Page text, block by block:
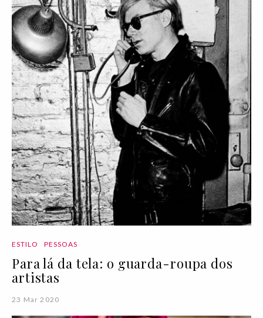
ESTILO PESSOAS
Para lá da tela: o guarda-roupa dos
artistas
23 Mar 2020